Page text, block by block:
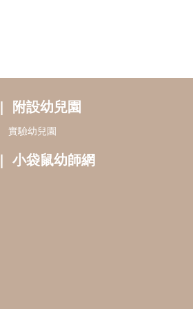
附設幼兒園
實驗幼兒園
小袋鼠幼師網